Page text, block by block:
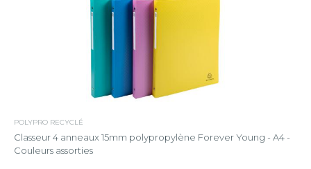
POLYPRO RECYCLÉ
Classeur 4 anneaux 15mm polypropylène Forever Young - A4 -
Couleurs assorties